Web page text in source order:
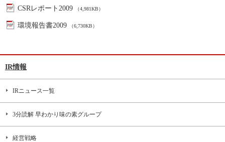
IR情報
IRニュース一覧
3分読解 早わかり味の素グループ
経営戦略
CSRレポート2009 （4,981KB）
環境報告書2009 （6,730KB）